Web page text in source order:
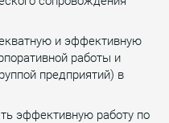
и эффективную
работы и
предприятий) в
эффективную работу по